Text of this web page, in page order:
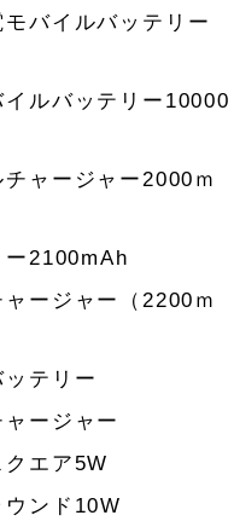
バイルバッテリー
ルバッテリー10000
ャージャー2000ｍ
ー2100mAh
ージャー（2200ｍ
テリー
ージャー
エア5W
ンド10W